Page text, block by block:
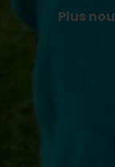
Plus